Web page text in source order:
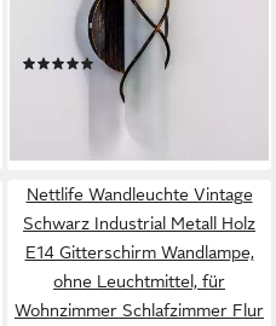
Gold/Braun/Weiß, ohne
Leuchtmittel, Up & Down-
Effekt, 1xE14, Innen mit
Lichteffekt u. An-/
(1)
UVP64,90 €
Nettlife Wandleuchte Vintage
Schwarz Industrial Metall Holz
E14 Gitterschirm Wandlampe,
ohne Leuchtmittel, für
Wohnzimmer Schlafzimmer Flur